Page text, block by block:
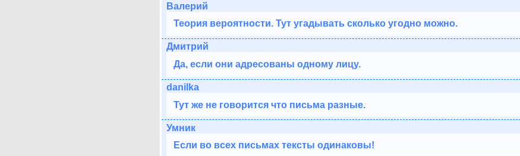
Валерий
Теория вероятности. Тут угадывать сколько угодно можно.
Дмитрий
Да, если они адресованы одному лицу.
danilka
Тут же не говорится что письма разные.
Умник
Если во всех письмах тексты одинаковы!